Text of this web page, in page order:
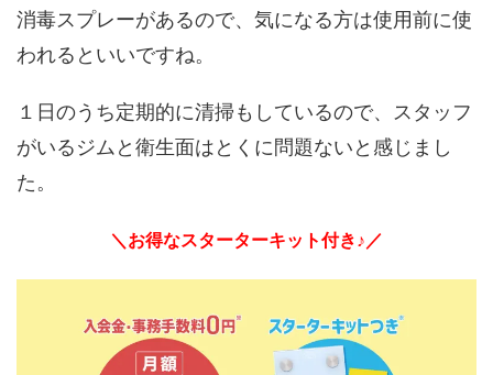
消毒スプレーがあるので、気になる方は使用前に使
われるといいですね。
１日のうち定期的に清掃もしているので、スタッフ
がいるジムと衛生面はとくに問題ないと感じまし
た。
＼お得なスターターキット付き♪／